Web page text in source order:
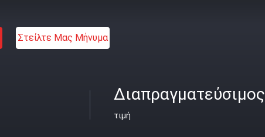
Στείλτε Μας Μήνυμα
Διαπραγματεύσιμος
τιμή